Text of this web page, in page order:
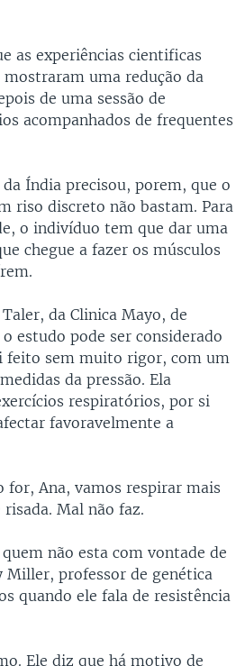
as experiências cientificas
uma redução da
de uma sessão de
acompanhados de frequentes
Índia precisou, porem, que o
riso discreto não bastam. Para
o indivíduo tem que dar uma
chegue a fazer os músculos
da Clinica Mayo, de
estudo pode ser considerado
feito sem muito rigor, com um
da pressão. Ela
respiratórios, por si
favoravelmente a
for, Ana, vamos respirar mais
Mal não faz.
não esta com vontade de
professor de genética
quando ele fala de resistência
Ele diz que há motivo de